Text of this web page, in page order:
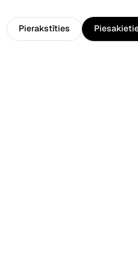
Pierakstīties